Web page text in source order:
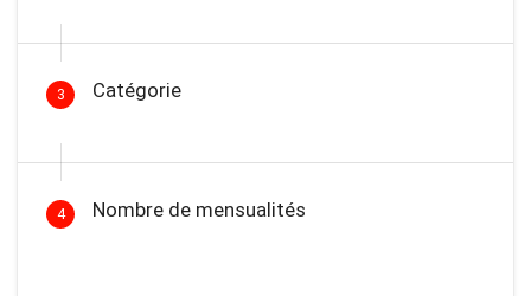
3 Catégorie
4 Nombre de mensualités